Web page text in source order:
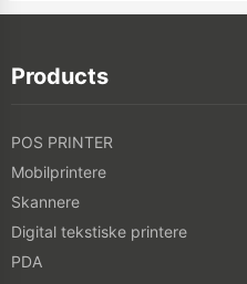
Products
POS PRINTER
Mobilprintere
Skannere
Digital tekstiske printere
PDA